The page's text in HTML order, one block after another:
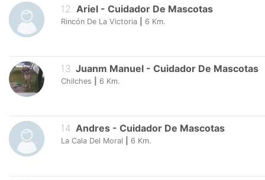
12 Ariel - Cuidador De Mascotas
Rincón De La Victoria 6 Km.
13. Juanm Manuel - Cuidador De Mascotas
Chilches 6 Km.
14. Andres - Cuidador De Mascotas
La Cala Del Moral 6 Km.